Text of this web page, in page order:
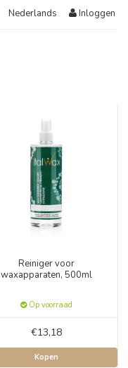
Nederlands Inloggen
Reiniger voor
waxapparaten, 500ml
Op voorraad
€13,18
Kopen